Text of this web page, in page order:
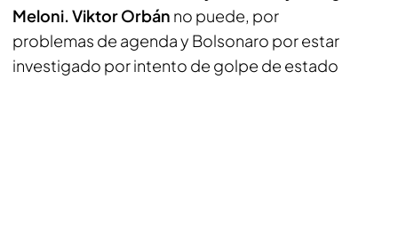
Meloni. Viktor Orbán no puede, por
problemas de agenda y Bolsonaro por estar
investigado por intento de golpe de estado